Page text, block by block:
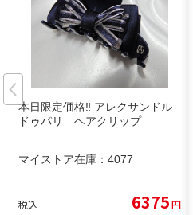
本日限定価格‼️ アレクサンドル
ドゥパリ ヘアクリップ
マイストア在庫： 4077
税込 6375円